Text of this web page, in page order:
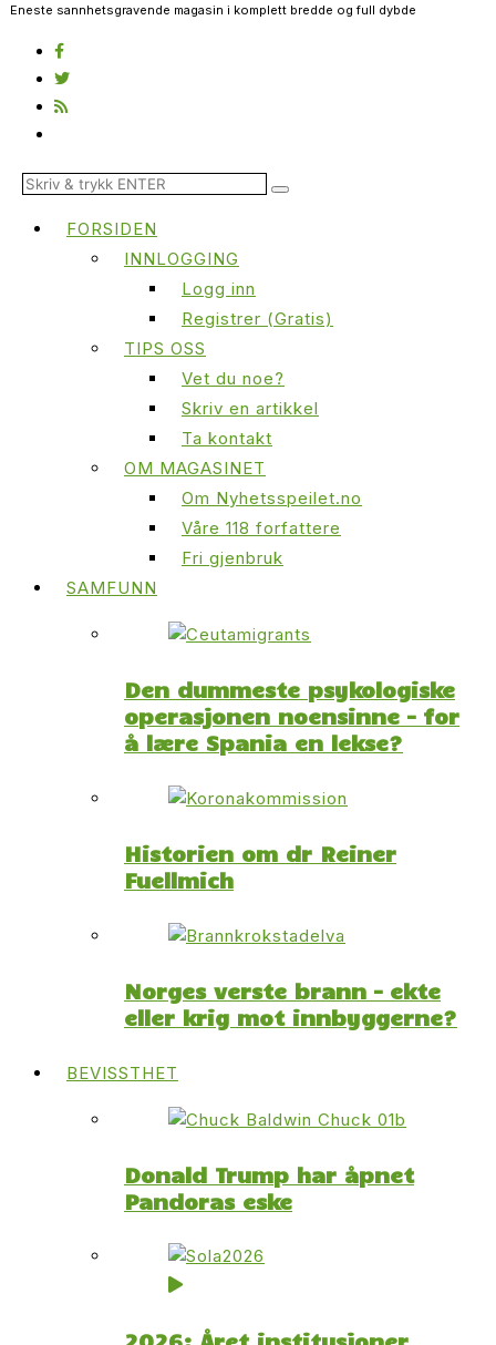
Eneste sannhetsgravende magasin i komplett bredde og full dybde
FORSIDEN
INNLOGGING
Logg inn
Registrer (Gratis)
TIPS OSS
Vet du noe?
Skriv en artikkel
Ta kontakt
OM MAGASINET
Om Nyhetsspeilet.no
Våre 118 forfattere
Fri gjenbruk
SAMFUNN
Den dummeste psykologiske
operasjonen noensinne – for
å lære Spania en lekse?
Historien om dr Reiner
Fuellmich
Norges verste brann – ekte
eller krig mot innbyggerne?
BEVISSTHET
Donald Trump har åpnet
Pandoras eske